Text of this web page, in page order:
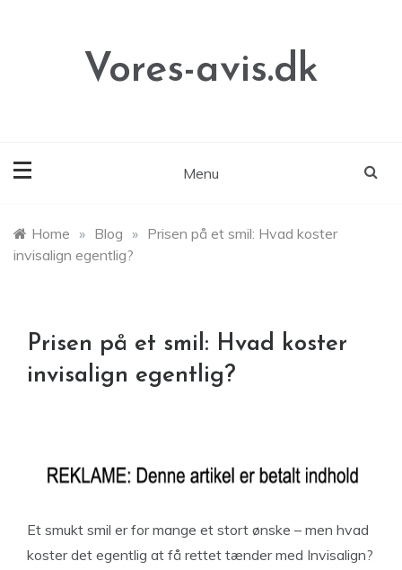
Vores-avis.dk
Menu
Home » Blog » Prisen på et smil: Hvad koster
invisalign egentlig?
Prisen på et smil: Hvad koster
invisalign egentlig?
Et smukt smil er for mange et stort ønske – men hvad
koster det egentlig at få rettet tænder med Invisalign?